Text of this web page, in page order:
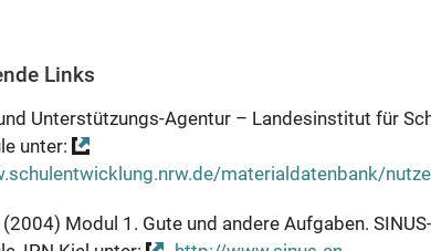
Links
Unterstützungs-Agentur – Landesinstitut für
unter:
materialdatenbank/
(2004) Modul 1. Gute und andere Aufgaben.